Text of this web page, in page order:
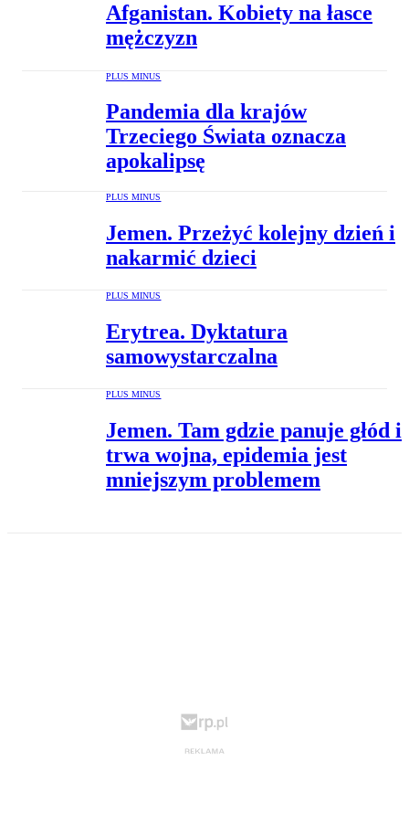
Afganistan. Kobiety na łasce
mężczyzn
PLUS MINUS
Pandemia dla krajów
Trzeciego Świata oznacza
apokalipsę
PLUS MINUS
Jemen. Przeżyć kolejny dzień i
nakarmić dzieci
PLUS MINUS
Erytrea. Dyktatura
samowystarczalna
PLUS MINUS
Jemen. Tam gdzie panuje głód i
trwa wojna, epidemia jest
mniejszym problemem